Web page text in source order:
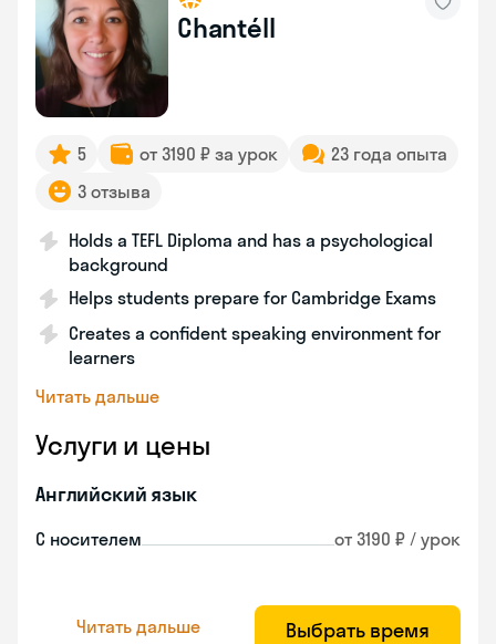
Chantéll
5 от 3190 ₽ за урок
23 года опыта
3 отзыва
Holds a TEFL Diploma and has a psychological
background
Helps students prepare for Cambridge Exams
Creates a confident speaking environment for
learners
Читать дальше
Услуги и цены
Английский язык
С носителем от 3190 ₽ / урок
Читать дальше Выбрать время